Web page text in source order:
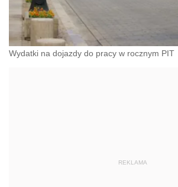
Wydatki na dojazdy do pracy w rocznym PIT